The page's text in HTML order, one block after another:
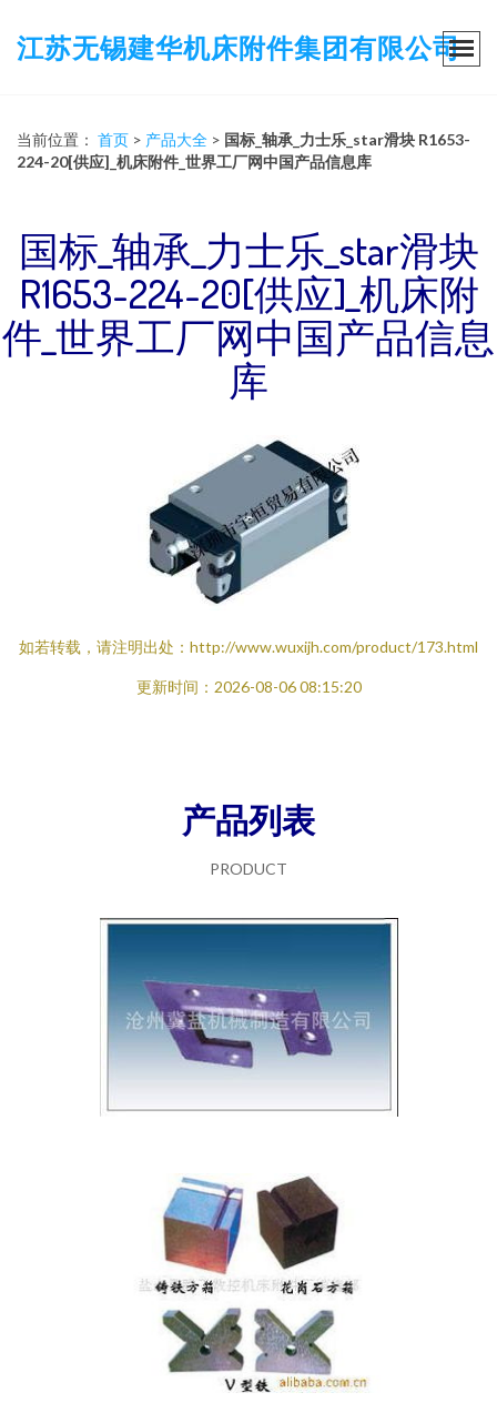
江苏无锡建华机床附件集团有限公司
当前位置： 首页 > 产品大全 > 国标_轴承_力士乐_star滑块 R1653-
224-20[供应]_机床附件_世界工厂网中国产品信息库
国标_轴承_力士乐_star滑块
R1653-224-20[供应]_机床附
件_世界工厂网中国产品信息
库
如若转载，请注明出处：http://www.wuxijh.com/product/173.html
更新时间：2026-08-06 08:15:20
产品列表
PRODUCT